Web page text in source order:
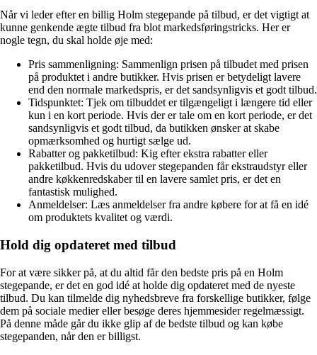
Når vi leder efter en billig Holm stegepande på tilbud, er det vigtigt at
kunne genkende ægte tilbud fra blot markedsføringstricks. Her er
nogle tegn, du skal holde øje med:
Pris sammenligning: Sammenlign prisen på tilbudet med prisen
på produktet i andre butikker. Hvis prisen er betydeligt lavere
end den normale markedspris, er det sandsynligvis et godt tilbud.
Tidspunktet: Tjek om tilbuddet er tilgængeligt i længere tid eller
kun i en kort periode. Hvis der er tale om en kort periode, er det
sandsynligvis et godt tilbud, da butikken ønsker at skabe
opmærksomhed og hurtigt sælge ud.
Rabatter og pakketilbud: Kig efter ekstra rabatter eller
pakketilbud. Hvis du udover stegepanden får ekstraudstyr eller
andre køkkenredskaber til en lavere samlet pris, er det en
fantastisk mulighed.
Anmeldelser: Læs anmeldelser fra andre købere for at få en idé
om produktets kvalitet og værdi.
Hold dig opdateret med tilbud
For at være sikker på, at du altid får den bedste pris på en Holm
stegepande, er det en god idé at holde dig opdateret med de nyeste
tilbud. Du kan tilmelde dig nyhedsbreve fra forskellige butikker, følge
dem på sociale medier eller besøge deres hjemmesider regelmæssigt.
På denne måde går du ikke glip af de bedste tilbud og kan købe
stegepanden, når den er billigst.